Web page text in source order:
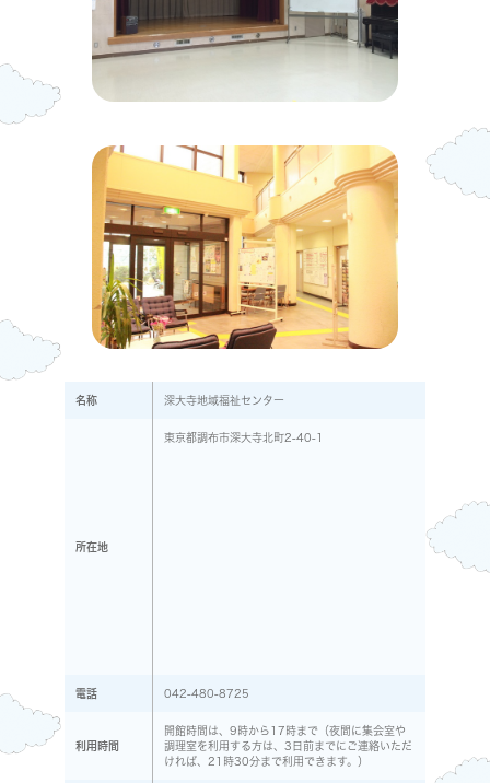
名称 深大寺地域福祉センター
所在地
東京都調布市深大寺北町2-40-1
電話 042-480-8725
利用時間
開館時間は、9時から17時まで（夜間に集会室や
調理室を利用する方は、3日前までにご連絡いただ
ければ、21時30分まで利用できます。）